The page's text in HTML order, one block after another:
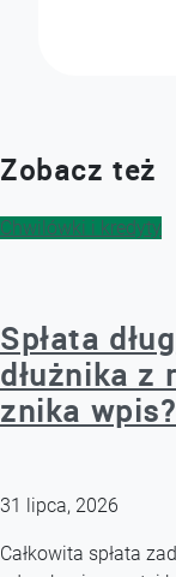
Zobacz też
Chwilówki i kredyty
Spłata
dłużnika z
znika
31 lipca, 2026
Całkowita spłata